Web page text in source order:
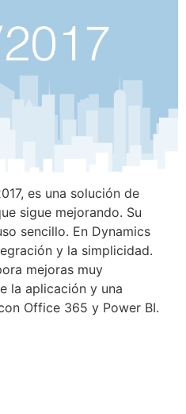
es una solución de
sigue mejorando. Su
sencillo. En Dynamics
y la simplicidad.
mejoras muy
la aplicación y una
Office 365 y Power BI.